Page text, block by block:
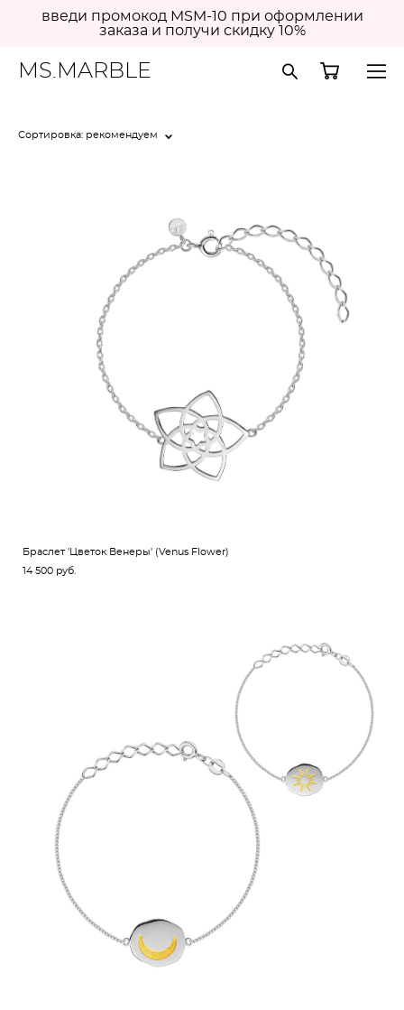
введи промокод MSM-10 при оформлении
заказа и получи скидку 10%
MS.MARBLE
Сортировка: рекомендуем
Браслет 'Цветок Венеры' (Venus Flower)
14 500 pуб.